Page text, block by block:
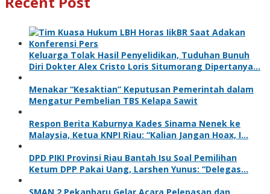
Keluarga Tolak Hasil Penyelidikan, Tuduhan Bunuh
Diri Dokter Alex Cristo Loris Situmorang Dipertanya…
Menakar “Kesaktian” Keputusan Pemerintah dalam
Mengatur Pembelian TBS Kelapa Sawit
Respon Berita Kaburnya Kades Sinama Nenek ke
Malaysia, Ketua KNPI Riau: “Kalian Jangan Hoax, I…
DPD PIKI Provinsi Riau Bantah Isu Soal Pemilihan
Ketum DPP Pakai Uang, Larshen Yunus: “Delegas…